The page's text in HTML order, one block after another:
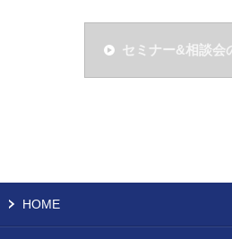
セミナー&相談会
HOME